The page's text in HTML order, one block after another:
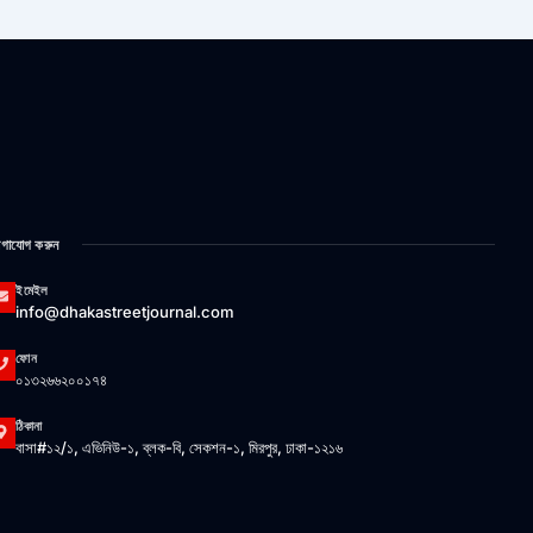
করুন
ইমেইল
info@dhakastreetjournal.com
ফোন
০১৩২৬৬২০০১৭৪
ঠিকানা
বাসা#১২/১, এভিনিউ-১, ব্লক-বি, সেকশন-১, মিরপুর, ঢাকা-১২১৬